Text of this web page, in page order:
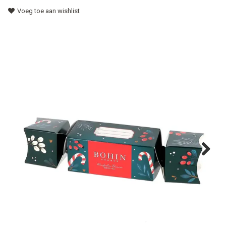
Fournituren
Workshops
Tips & tricks
Voeg toe aan wishlist
Next